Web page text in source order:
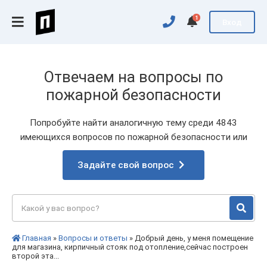
1
Отвечаем на вопросы по
пожарной безопасности
Попробуйте найти аналогичную тему среди 4843
имеющихся вопросов по пожарной безопасности или
Задайте свой вопрос
Главная » Вопросы и ответы » Добрый день, у меня помещение
для магазина, кирпичный стояк под отопление,сейчас построен
второй эта...